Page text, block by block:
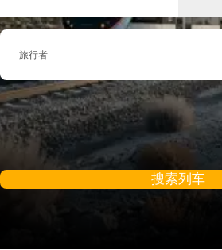
旅行者
搜索列车